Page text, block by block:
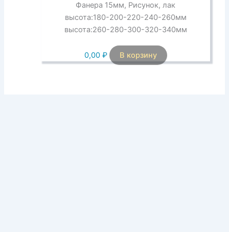
Фанера 15мм, Рисунок, лак
высота:180-200-220-240-260мм
высота:260-280-300-320-340мм
0,00 ₽ В корзину